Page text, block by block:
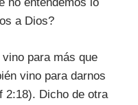
a Dios?
para más que
vino para darnos
2:18). Dicho de otra